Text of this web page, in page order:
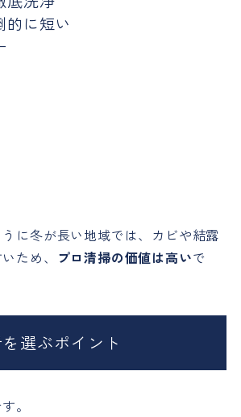
に短い
に冬が長い地域では、カビや結露
ため、 プロ清掃の価値は高いで
選ぶポイント
。